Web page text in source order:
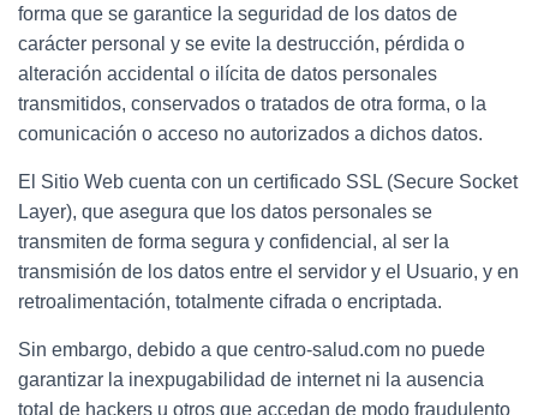
forma que se garantice la seguridad de los datos de
carácter personal y se evite la destrucción, pérdida o
alteración accidental o ilícita de datos personales
transmitidos, conservados o tratados de otra forma, o la
comunicación o acceso no autorizados a dichos datos.
El Sitio Web cuenta con un certificado SSL (Secure Socket
Layer), que asegura que los datos personales se
transmiten de forma segura y confidencial, al ser la
transmisión de los datos entre el servidor y el Usuario, y en
retroalimentación, totalmente cifrada o encriptada.
Sin embargo, debido a que centro-salud.com no puede
garantizar la inexpugabilidad de internet ni la ausencia
total de hackers u otros que accedan de modo fraudulento